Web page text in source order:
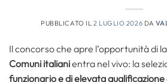
PUBBLICATO IL 2 LUGLIO 2026 DA
Il concorso che apre l’opportunità di
Comuni italianientra nel vivo: la
funzionario e di elevata qualificazione